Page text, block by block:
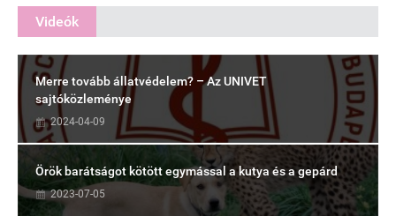
Videók
Merre tovább állatvédelem? – Az UNIVET
sajtóközleménye
2024-04-09
Örök barátságot kötött egymással a kutya és a gepárd
2023-07-05